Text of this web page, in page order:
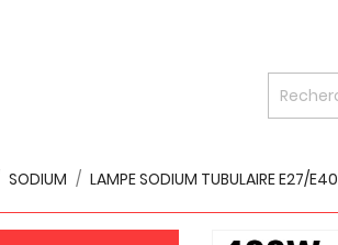
SODIUM LAMPE SODIUM TUBULAIRE E27/E40